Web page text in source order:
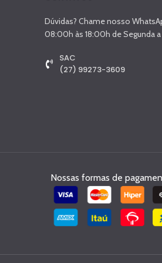
Dúvidas? Chame nosso
08:00h às 18:00h de Segunda a
SAC
(27) 99273-3609
Nossas formas de